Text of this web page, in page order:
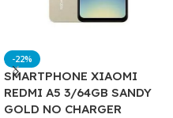
-22%
SMARTPHONE XIAOMI
REDMI A5 3/64GB SANDY
GOLD NO CHARGER